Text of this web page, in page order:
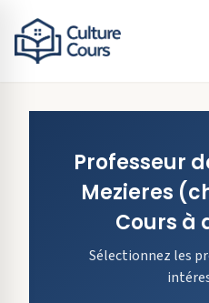
Professeur
Mezieres
Cours à
Sélectionnez les